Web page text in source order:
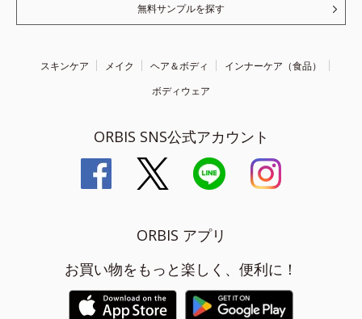
無料サンプルを探す
スキンケア メイク ヘア＆ボディ
インナーケア（食品）
ボディウェア
ORBIS SNS公式アカウント
ORBIS アプリ
お買い物をもっと楽しく、便利に！